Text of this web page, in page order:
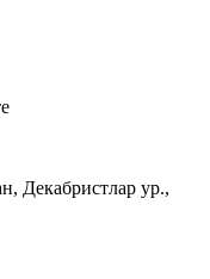
Декабристлар ур.,